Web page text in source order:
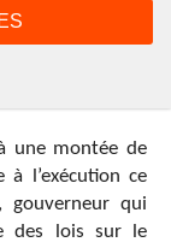
une montée de
l’exécution ce
gouverneur qui
des lois sur le